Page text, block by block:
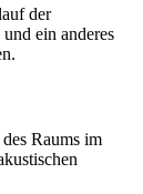
der
ein anderes
Raums im